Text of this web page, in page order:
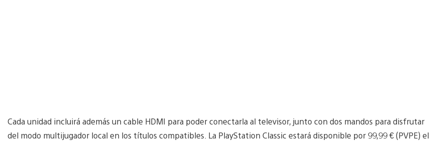
Cada unidad incluirá además un cable HDMI para poder conectarla al televisor, junto con dos mandos para disfrutar
del modo multijugador local en los títulos compatibles. La PlayStation Classic estará disponible por 99,99 € (PVPE) el